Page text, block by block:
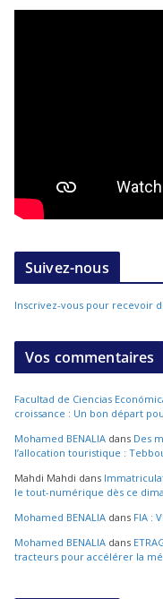
Suivez-nous
Inscrivez-vous pour recevoir
Vos commentaires
Facultad de Ciencias
croissance : Un bon départ
Mohamed BENALIA dans Des
l’allocation touristique :
Mahdi Mahdi dans
le tout-numérique dès ce
Mohamed BENALIA dans FIA :
Mohamed BENALIA dans
tracteurs pour accélérer la